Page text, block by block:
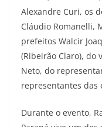
Alexandre Curi, os
Cláudio Romanelli,
prefeitos Walcir
(Ribeirão Claro), do
Neto, do
representantes das
Durante o evento,